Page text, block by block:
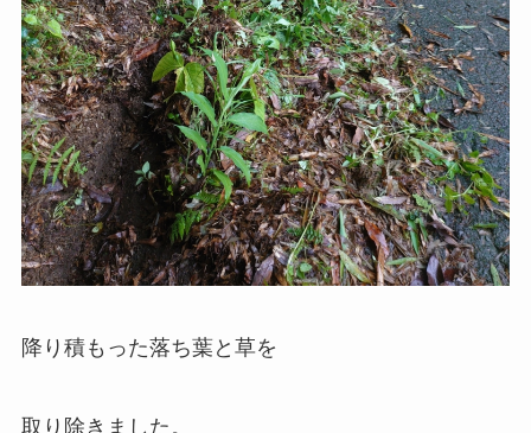
降り積もった落ち葉と草を
取り除きました。